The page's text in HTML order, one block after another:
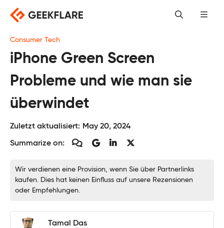
Skip
content
Consumer Tech
iPhone Green Screen
Probleme und wie man sie
überwindet
Zuletzt aktualisiert: May 20, 2024
Summarize on:
Wir verdienen eine Provision, wenn Sie über Partnerlinks
kaufen. Dies hat keinen Einfluss auf unsere Rezensionen
oder Empfehlungen.
Tamal Das